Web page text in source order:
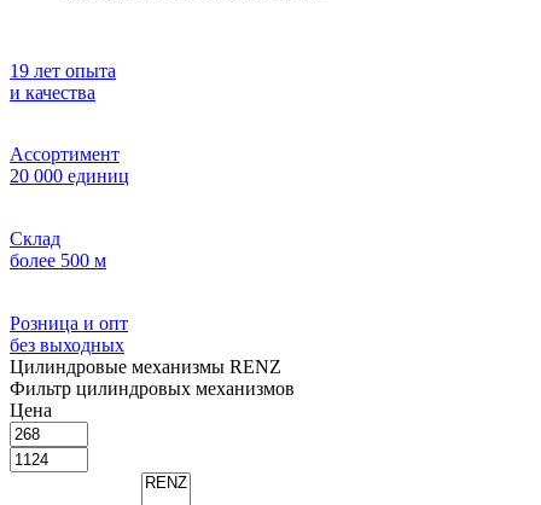
19 лет опыта
и качества
Ассортимент
20 000 единиц
Склад
более 500 м
Розница и опт
без выходных
Цилиндровые механизмы RENZ
Фильтр цилиндровых механизмов
Цена